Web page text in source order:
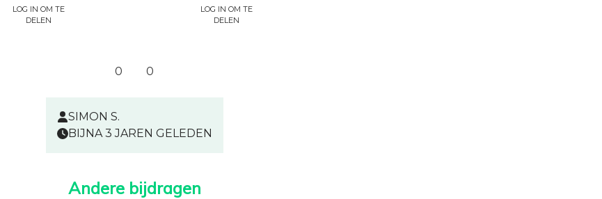
Log in om te
delen
Log in om te
delen
0 0
SIMON S.
BIJNA 3 JAREN GELEDEN
Andere bijdragen